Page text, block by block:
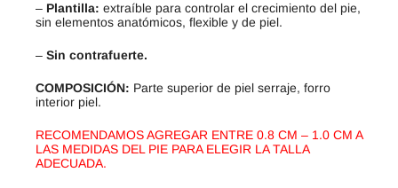
– Plantilla: extraíble para controlar el crecimiento del pie,
sin elementos anatómicos, flexible y de piel.
– Sin contrafuerte.
COMPOSICIÓN: Parte superior de piel serraje, forro
interior piel.
RECOMENDAMOS AGREGAR ENTRE 0.8 CM – 1.0 CM A
LAS MEDIDAS DEL PIE PARA ELEGIR LA TALLA
ADECUADA.